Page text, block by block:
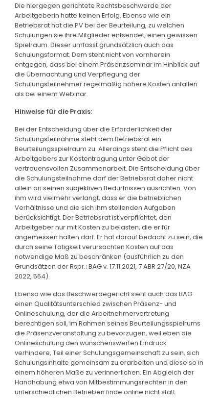
Die hiergegen gerichtete Rechtsbeschwerde der
Arbeitgeberin hatte keinen Erfolg. Ebenso wie ein
Betriebsrat hat die PV bei der Beurteilung, zu welchen
Schulungen sie ihre Mitglieder entsendet, einen gewissen
Spielraum. Dieser umfasst grundsätzlich auch das
Schulungsformat. Dem steht nicht von vornherein
entgegen, dass bei einem Präsenzseminar im Hinblick auf
die Übernachtung und Verpflegung der
Schulungsteilnehmer regelmäßig höhere Kosten anfallen
als bei einem Webinar.
Hinweise für die Praxis:
Bei der Entscheidung über die Erforderlichkeit der
Schulungsteilnahme steht dem Betriebsrat ein
Beurteilungsspielraum zu. Allerdings steht die Pflicht des
Arbeitgebers zur Kostentragung unter Gebot der
vertrauensvollen Zusammenarbeit. Die Entscheidung über
die Schulungsteilnahme darf der Betriebsrat daher nicht
allein an seinen subjektiven Bedürfnissen ausrichten. Von
ihm wird vielmehr verlangt, dass er die betrieblichen
Verhältnisse und die sich ihm stellenden Aufgaben
berücksichtigt. Der Betriebsrat ist verpflichtet, den
Arbeitgeber nur mit Kosten zu belasten, die er für
angemessen halten darf. Er hat darauf bedacht zu sein, die
durch seine Tätigkeit verursachten Kosten auf das
notwendige Maß zu beschränken (ausführlich zu den
Grundsätzen der Rspr.: BAG v. 17.11.2021, 7 ABR 27/20, NZA
2022, 564).
Ebenso wie das Beschwerdegericht sieht auch das BAG
einen Qualitätsunterschied zwischen Präsenz- und
Onlineschulung, der die Arbeitnehmervertretung
berechtigen soll, im Rahmen seines Beurteilungsspielrums
die Präsenzveranstaltung zu bevorzugen, weil eben die
Onlineschulung den wünschenswerten Eindruck
verhindere, Teil einer Schulungsgemeinschaft zu sein, sich
Schulungsinhalte gemeinsam zu erarbeiten und diese so in
einem höheren Maße zu verinnerlichen. Ein Abgleich der
Handhabung etwa von Mitbestimmungsrechten in den
unterschiedlichen Betrieben finde online nicht statt.